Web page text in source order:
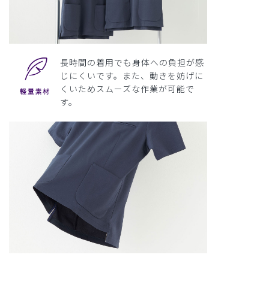
長時間の着用でも身体への負担が感
じにくいです。また、動きを妨げに
くいためスムーズな作業が可能で
す。